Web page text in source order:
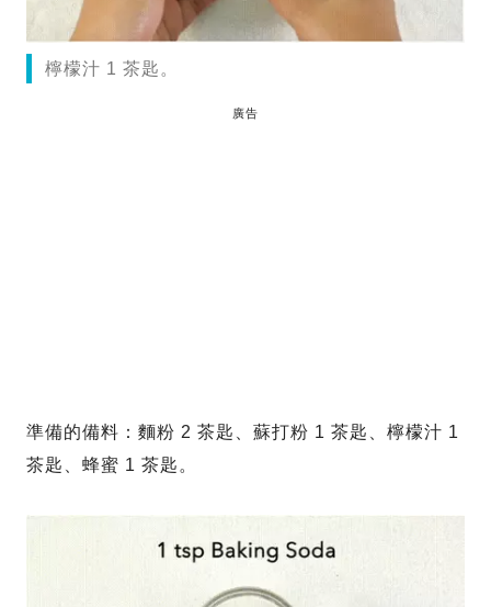
檸檬汁 1 茶匙。
廣告
準備的備料：麵粉 2 茶匙、蘇打粉 1 茶匙、檸檬汁 1
茶匙、蜂蜜 1 茶匙。